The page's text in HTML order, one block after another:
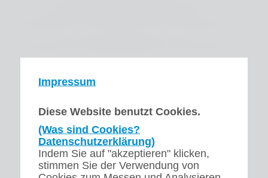
Impressum
Diese Website benutzt Cookies.
(Was sind Cookies?
Datenschutzerklärung)
Indem Sie auf "akzeptieren" klicken,
stimmen Sie der Verwendung von